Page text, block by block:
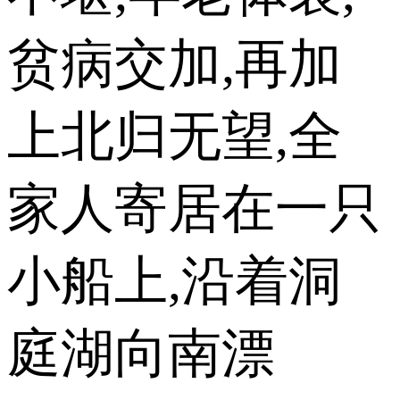
贫病交加,再加
上北归无望,全
家人寄居在一只
小船上,沿着洞
庭湖向南漂